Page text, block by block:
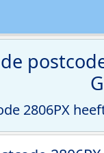
2806PX